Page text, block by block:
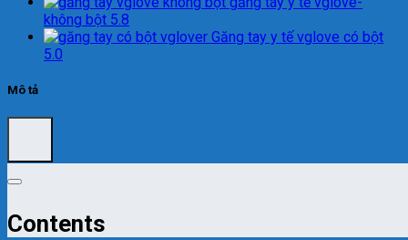
không bột 5.8
Găng tay y tế vglove có bột
5.0
Mô tả
Contents